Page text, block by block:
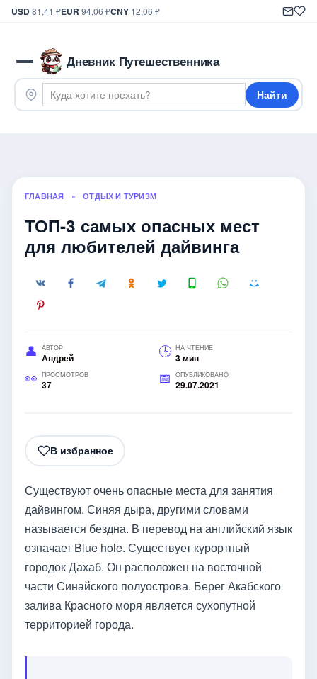
USD81,41 ₽EUR 94,06 ₽CNY 12,06 ₽
Дневник Путешественника
Найти
ГЛАВНАЯ » ОТДЫХ И ТУРИЗМ
ТОП-3 самых опасных мест
для любителей дайвинга
АВТОР
Андрей
НА ЧТЕНИЕ
3 мин
ПРОСМОТРОВ
37
ОПУБЛИКОВАНО
29.07.2021
В избранное
Существуют очень опасные места для занятия
дайвингом. Синяя дыра, другими словами
называется бездна. В перевод на английский язык
означает Blue hole. Существует курортный
городок Дахаб. Он расположен на восточной
части Синайского полуострова. Берег Акабского
залива Красного моря является сухопутной
территорией города.